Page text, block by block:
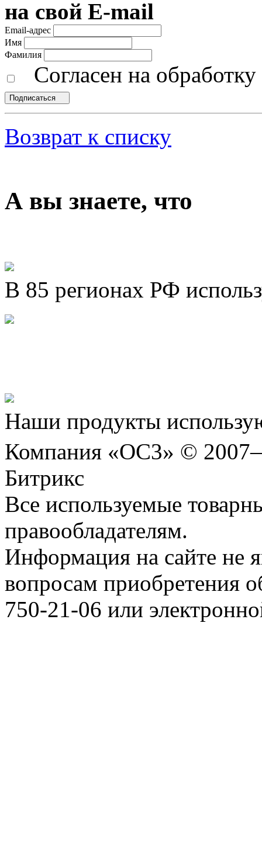
на свой E-mail
Email-адрес
Имя
Фамилия
Согласен на
Подписаться
Возврат к списку
А вы знаете, что
В 85 регионах РФ
Наши продукты
Компания «ОС3» ©
Битрикс
Все используемые
правообладателям.
Информация на сайте не
вопросам приобретения
750-21-06 или